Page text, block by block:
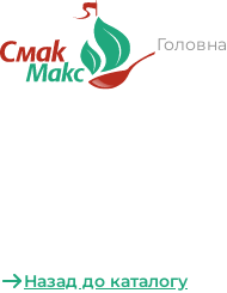
Головна
Назад до каталогу